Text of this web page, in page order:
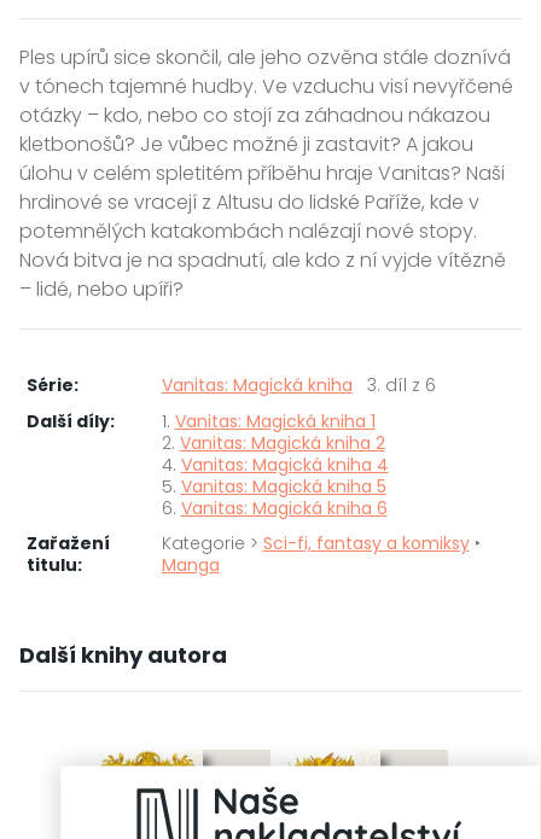
Ples upírů sice skončil, ale jeho ozvěna stále doznívá
v tónech tajemné hudby. Ve vzduchu visí nevyřčené
otázky – kdo, nebo co stojí za záhadnou nákazou
kletbonošů? Je vůbec možné ji zastavit? A jakou
úlohu v celém spletitém příběhu hraje Vanitas? Naši
hrdinové se vracejí z Altusu do lidské Paříže, kde v
potemnělých katakombách nalézají nové stopy.
Nová bitva je na spadnutí, ale kdo z ní vyjde vítězně
– lidé, nebo upíři?
Série: Vanitas: Magická kniha
3. díl z 6
Další díly:
1. Vanitas: Magická kniha 1
2. Vanitas: Magická kniha 2
4. Vanitas: Magická kniha 4
5. Vanitas: Magická kniha 5
6. Vanitas: Magická kniha 6
Zařažení
titulu:
Kategorie > Sci-fi, fantasy a komiksy‣
Manga
Další knihy autora